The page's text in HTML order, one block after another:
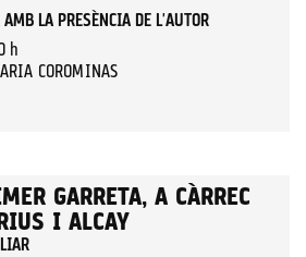
AMB LA PRESÈNCIA DE L'AUTOR
h
COROMINAS
GARRETA, A CÀRREC
I ALCAY